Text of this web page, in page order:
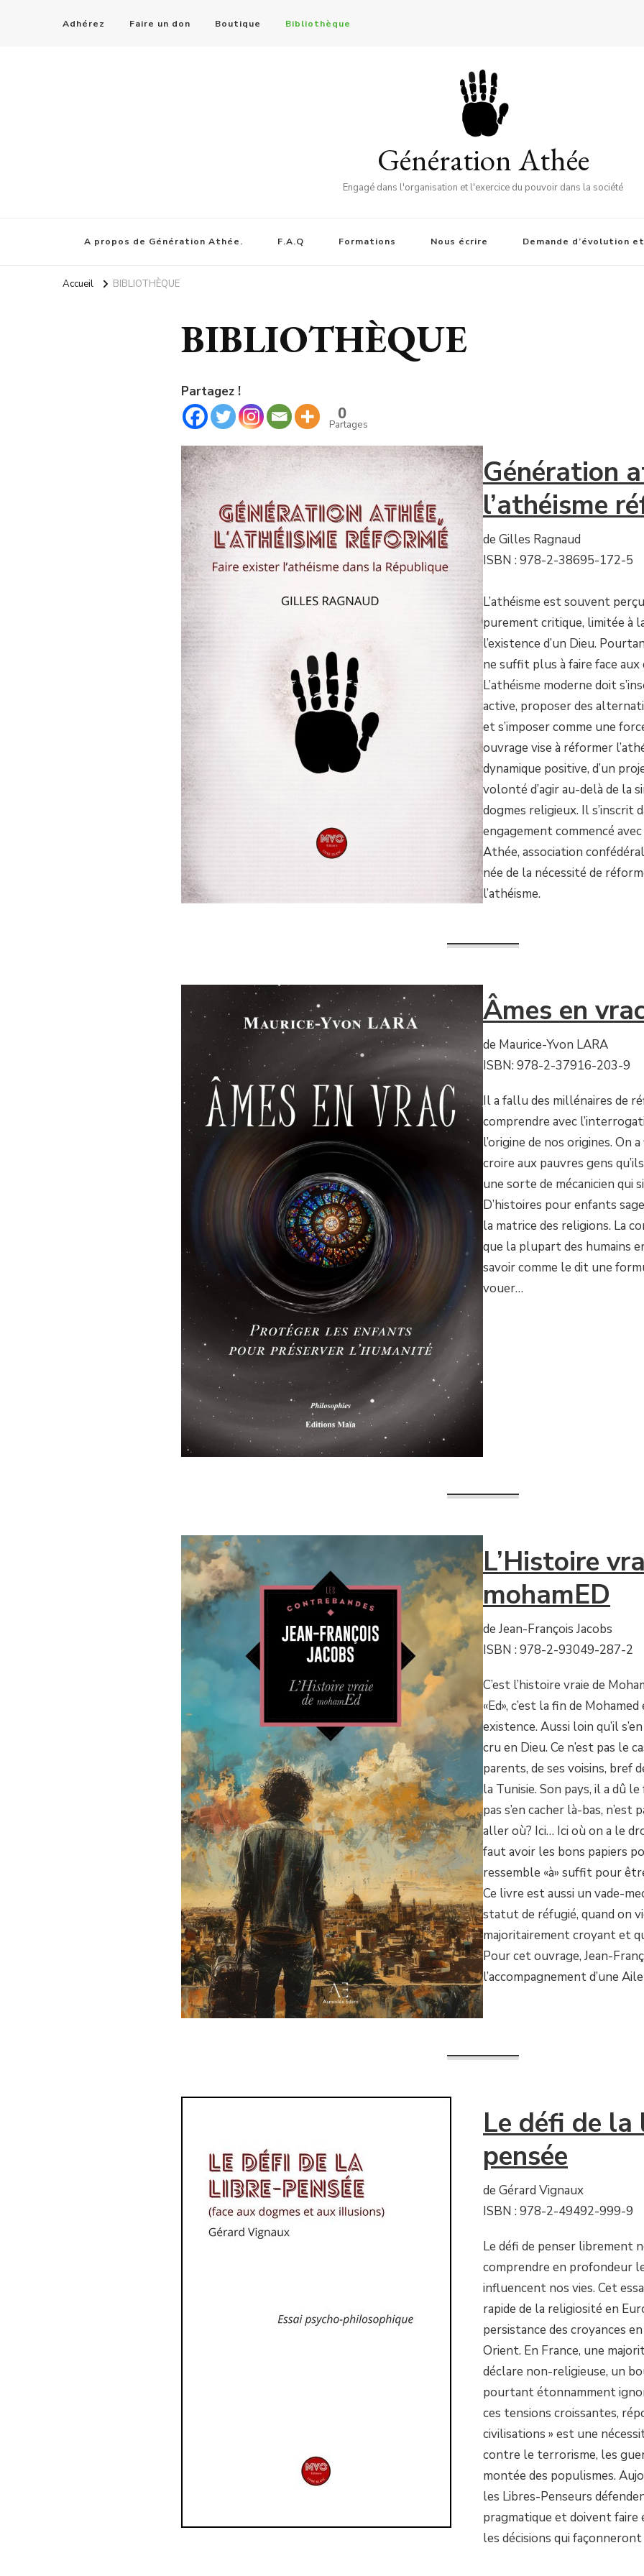
Adhérez Faire un don Boutique Bibliothèque
Génération Athée
Engagé dans l'organisation et l'exercice du pouvoir dans la société
A propos de Génération Athée. F.A.Q Formations Nous écrire Demande d’évolution
Accueil BIBLIOTHÈQUE
BIBLIOTHÈQUE
Partagez !
0
Partages
Génération
l’athéisme
de Gilles Ragnaud
ISBN : 978-2-38695-172-5
L’athéisme est souvent
purement critique, limitée à
l’existence d’un Dieu.
ne suffit plus à faire face
L’athéisme moderne doit
active, proposer des
et s’imposer comme une
ouvrage vise à réformer
dynamique positive, d’un
volonté d’agir au-delà de la
dogmes religieux. Il s’inscrit
engagement commencé
Athée, association
née de la nécessité de
l’athéisme.
Âmes en
de Maurice-Yvon LARA
ISBN: 978-2-37916-203-9
Il a fallu des millénaires de
comprendre avec
l’origine de nos origines. On
croire aux pauvres gens
une sorte de mécanicien qui
D’histoires pour enfants
la matrice des religions. La
que la plupart des humains
savoir comme le dit une
vouer…
L’Histoire
mohamED
de Jean-François Jacobs
ISBN : 978-2-93049-287-2
C’est l’histoire vraie de
«Ed», c’est la fin de
existence. Aussi loin qu’il
cru en Dieu. Ce n’est pas le
parents, de ses voisins, bref
la Tunisie. Son pays, il a dû
pas s’en cacher là-bas,
aller où? Ici… Ici où on a le
faut avoir les bons papiers
ressemble «à» suffit pour
Ce livre est aussi un vade-
statut de réfugié, quand on
majoritairement croyant et
Pour cet ouvrage, Jean-
l’accompagnement d’une
Le défi de la
pensée
de Gérard Vignaux
ISBN : 978-2-49492-999-9
Le défi de penser librement
comprendre en profondeur
influencent nos vies. Cet
rapide de la religiosité en
persistance des croyances
Orient. En France, une
déclare non-religieuse, un
pourtant étonnamment
ces tensions croissantes,
civilisations » est une
contre le terrorisme, les
montée des populismes.
les Libres-Penseurs
pragmatique et doivent faire
les décisions qui